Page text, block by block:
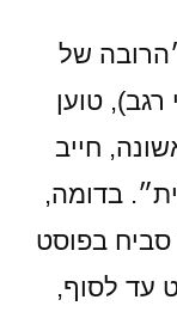
של
טוען
חייב
בדומה,
בפוסט
עד לסוף,